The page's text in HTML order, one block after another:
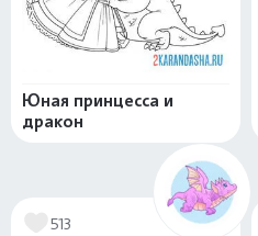
Юная принцесса и
дракон
513